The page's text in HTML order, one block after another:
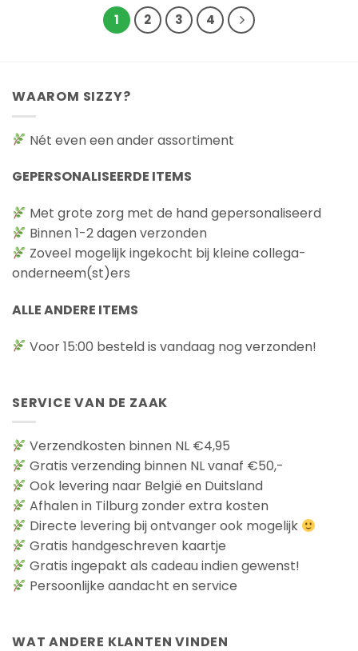
1 2 3 4
WAAROM SIZZY?
Nét even een ander assortiment
GEPERSONALISEERDE ITEMS
Met grote zorg met de hand gepersonaliseerd
Binnen 1-2 dagen verzonden
Zoveel mogelijk ingekocht bij kleine collega-
onderneem(st)ers
ALLE ANDERE ITEMS
Voor 15:00 besteld is vandaag nog verzonden!
SERVICE VAN DE ZAAK
Verzendkosten binnen NL €4,95
Gratis verzending binnen NL vanaf €50,-
Ook levering naar België en Duitsland
Afhalen in Tilburg zonder extra kosten
Directe levering bij ontvanger ook mogelijk
Gratis handgeschreven kaartje
Gratis ingepakt als cadeau indien gewenst!
Persoonlijke aandacht en service
WAT ANDERE KLANTEN VINDEN